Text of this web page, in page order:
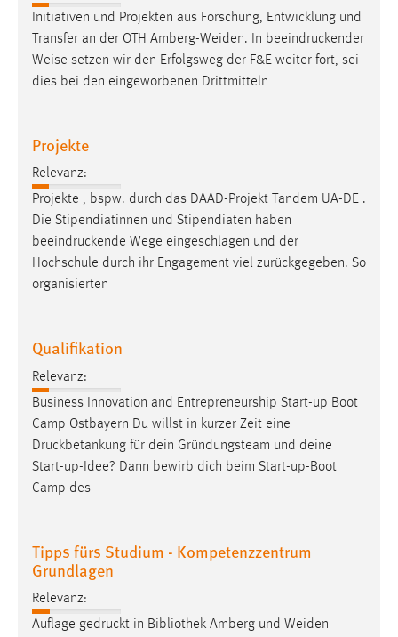
Initiativen und Projekten aus Forschung, Entwicklung und
Transfer an der OTH Amberg-Weiden. In beeindruckender
Weise setzen wir den Erfolgsweg der F&E weiter fort, sei
dies bei den eingeworbenen Drittmitteln
Projekte
Relevanz:
Projekte , bspw. durch das DAAD-Projekt Tandem UA-DE .
Die Stipendiatinnen und Stipendiaten haben
beeindruckende Wege eingeschlagen und der
Hochschule durch ihr Engagement viel zurückgegeben. So
organisierten
Qualifikation
Relevanz:
Business Innovation and Entrepreneurship Start-up Boot
Camp Ostbayern Du willst in kurzer Zeit eine
Druckbetankung für dein Gründungsteam und deine
Start-up-Idee? Dann bewirb dich beim Start-up-Boot
Camp des
Tipps fürs Studium - Kompetenzzentrum
Grundlagen
Relevanz:
Auflage gedruckt in Bibliothek Amberg und Weiden